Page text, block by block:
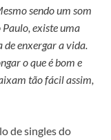
sendo um som
Paulo, existe uma
enxergar a vida.
o que é bom e
tão fácil assim,
de singles do